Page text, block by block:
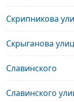
Скрипникова
Скрыганова
Славинского
Славинского